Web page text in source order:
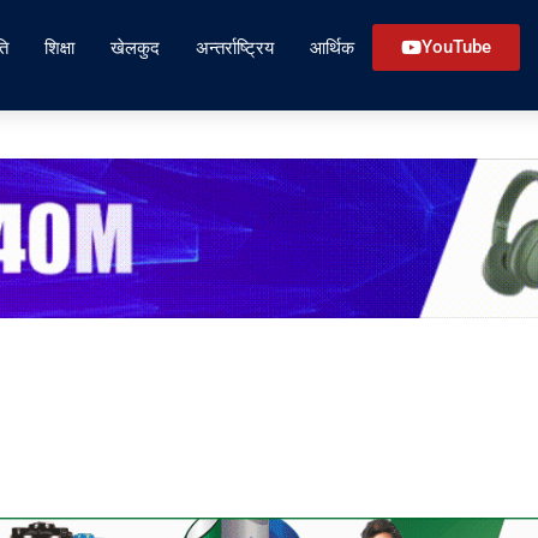
शिक्षा खेलकुद अन्तर्राष्ट्रिय आर्थिक YouTube